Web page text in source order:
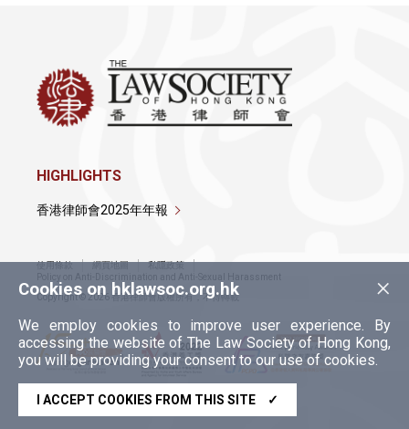
×
Cookies on hklawsoc.org.hk
We employ cookies to improve user experience. By
accessing the website of The Law Society of Hong Kong,
you will be providing your consent to our use of cookies.
I ACCEPT COOKIES FROM THIS SITE ✓
HIGHLIGHTS
香港律師會2025年年報
使用條款 網頁地圖
私隱政策
Policy on Anti-Discrimination and Anti-Sexual Harassment
Copyright © 2026 香港律師會版權所有，不得轉載